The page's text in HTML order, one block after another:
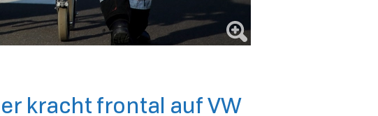
kracht frontal auf VW